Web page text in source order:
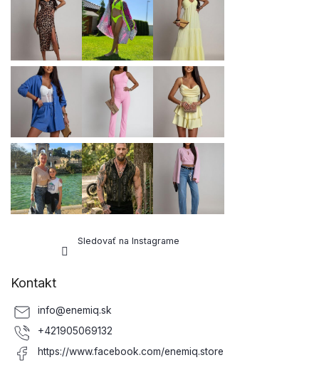
Sledovať na Instagrame
Kontakt
info@enemiq.sk
+421905069132
https://www.facebook.com/enemiq.store